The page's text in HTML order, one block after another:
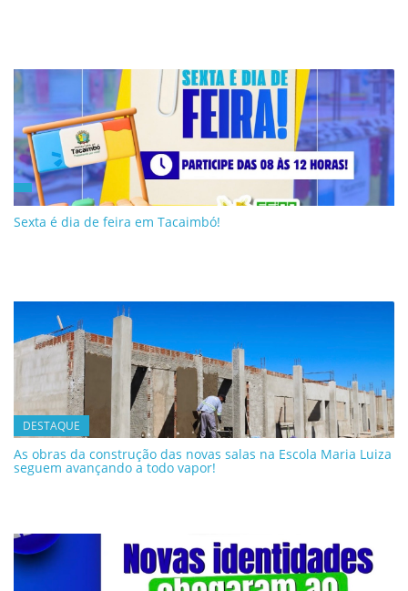
Sexta é dia de feira em Tacaimbó!
DESTAQUE
As obras da construção das novas salas na Escola Maria Luiza
seguem avançando a todo vapor!